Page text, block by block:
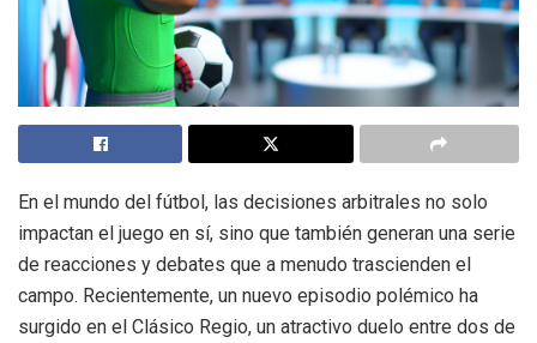
En el mundo del fútbol, las decisiones arbitrales no solo
impactan el juego en sí, sino que también generan una serie
de reacciones y debates que a menudo trascienden el
campo. Recientemente, un nuevo episodio polémico ha
surgido en el Clásico Regio, un atractivo duelo entre dos de